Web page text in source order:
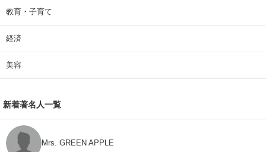
教育・子育て
経済
美容
新着著名人一覧
Mrs. GREEN APPLE